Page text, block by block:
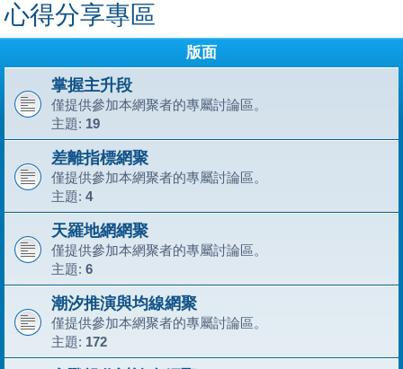
心得分享專區
版面
掌握主升段
僅提供參加本網聚者的專屬討論區。
主題: 19
差離指標網聚
僅提供參加本網聚者的專屬討論區。
主題: 4
天羅地網網聚
僅提供參加本網聚者的專屬討論區。
主題: 6
潮汐推演與均線網聚
僅提供參加本網聚者的專屬討論區。
主題: 172